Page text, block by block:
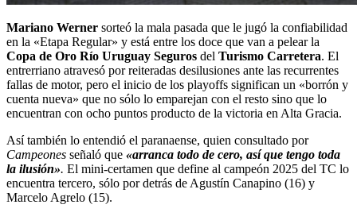
Mariano Werner sorteó la mala pasada que le jugó la confiabilidad
en la «Etapa Regular» y está entre los doce que van a pelear la
Copa de Oro Río Uruguay Seguros del Turismo Carretera. El
entrerriano atravesó por reiteradas desilusiones ante las recurrentes
fallas de motor, pero el inicio de los playoffs significan un «borrón y
cuenta nueva» que no sólo lo emparejan con el resto sino que lo
encuentran con ocho puntos producto de la victoria en Alta Gracia.
Así también lo entendió el paranaense, quien consultado por
Campeones señaló que «arranca todo de cero, así que tengo toda
la ilusión». El mini-certamen que define al campeón 2025 del TC lo
encuentra tercero, sólo por detrás de Agustín Canapino (16) y
Marcelo Agrelo (15).